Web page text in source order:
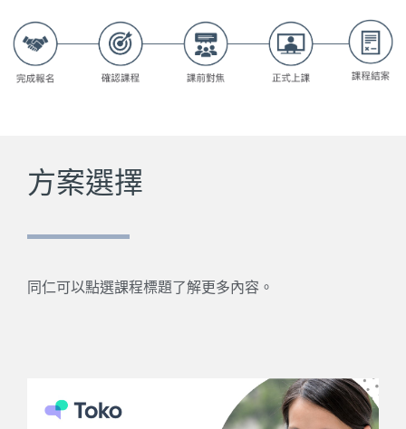
方案選擇
同仁可以點選課程標題了解更多內容。